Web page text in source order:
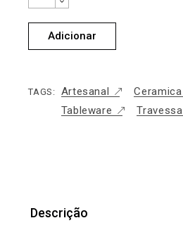
Adicionar
TAGS: Artesanal Ceramica
Tableware
Travessa
Descrição